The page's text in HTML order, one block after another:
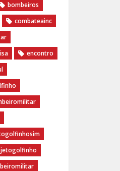
bombeiros
combateainc
encontro